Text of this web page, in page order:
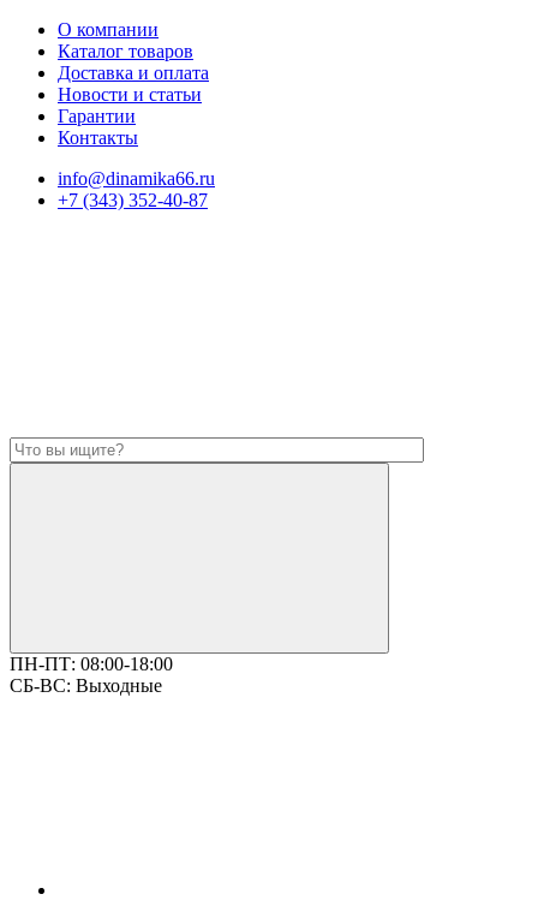
О компании
Каталог товаров
Доставка и оплата
Новости и статьи
Гарантии
Контакты
info@dinamika66.ru
+7 (343) 352-40-87
ПН-ПТ: 08:00-18:00
СБ-ВС: Выходные